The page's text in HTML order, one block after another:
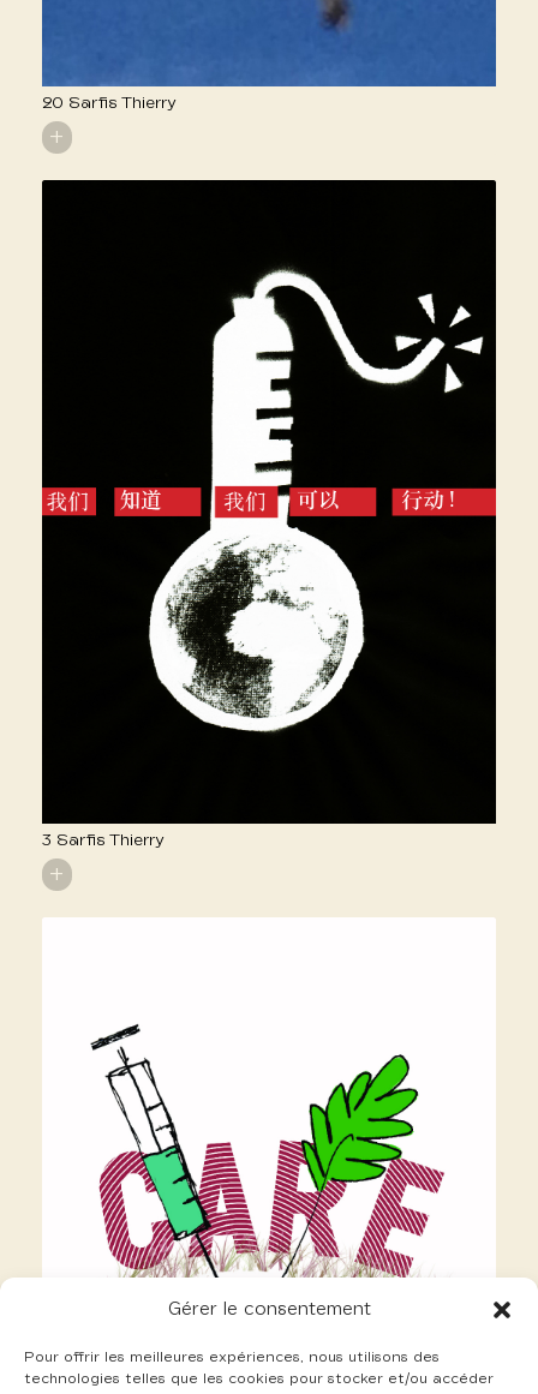
Gérer le consentement
Pour offrir les meilleures expériences, nous utilisons des
technologies telles que les cookies pour stocker et/ou accéder
20 Sarfis Thierry
+
3 Sarfis Thierry
+